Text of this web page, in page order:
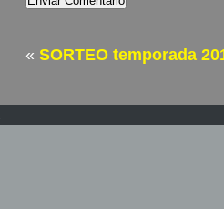
« SORTEO temporada